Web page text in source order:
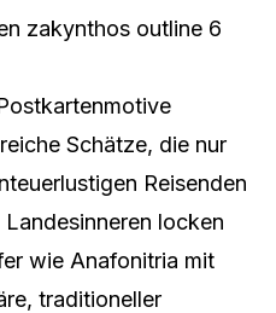
Schätze, die nur
Reisenden
locken
wie Anafonitria mit
traditioneller